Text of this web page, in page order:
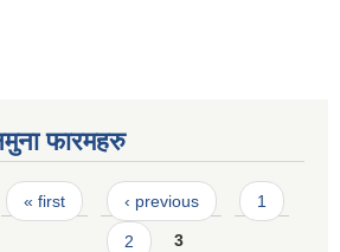
फारमहरु
« first ‹ previous 1
2 3